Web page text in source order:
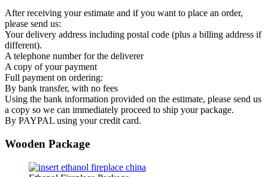
After receiving your estimate and if you want to place an order,
please send us:
Your delivery address including postal code (plus a billing address if
different).
A telephone number for the deliverer
A copy of your payment
Full payment on ordering:
By bank transfer, with no fees
Using the bank information provided on the estimate, please send us
a copy so we can immediately proceed to ship your package.
By PAYPAL using your credit card.
Wooden Package